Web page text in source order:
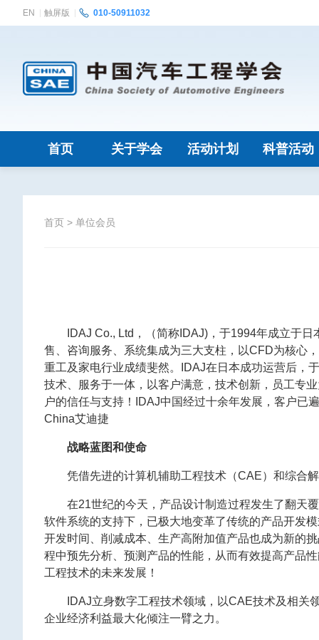
EN 触屏版 010-50911032
首页 关于学会 活动计划 科普活动
首页 > 单位会员
IDAJ Co., Ltd，（简称IDAJ)，于1994年成立于
售、咨询服务、系统集成为三大支柱，以CFD为核心
重工及家电行业成绩斐然。IDAJ在日本成功运营后，
技术、服务于一体，以客户满意，技术创新，员工专
户的信任与支持！IDAJ中国经过十余年发展，客户已
China艾迪捷
战略蓝图和使命
凭借先进的计算机辅助工程技术（CAE）和综合
在21世纪的今天，产品设计制造过程发生了翻天
软件系统的支持下，已极大地变革了传统的产品开发
开发时间、削减成本、生产高附加值产品也成为新的
程中预先分析、预测产品的性能，从而有效提高产品
工程技术的未来发展！
IDAJ立身数字工程技术领域，以CAE技术及相
企业经济利益最大化倾注一臂之力。